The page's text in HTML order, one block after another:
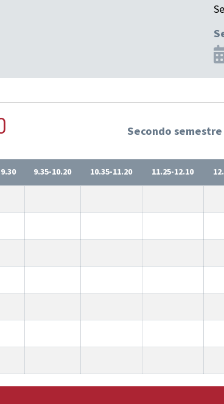
Secondo semestre
9.35-10.20 10.35-11.20 11.25-12.10